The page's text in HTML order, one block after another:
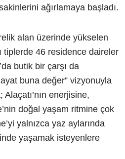
ağırlamaya başladı.
alan üzerinde yükselen
tiplerde 46 residence daireler
butik bir çarşı da
buna değer” vizyonuyla
enerjisine,
doğal yaşam ritmine çok
yalnızca yaz aylarında
yaşamak isteyenlere